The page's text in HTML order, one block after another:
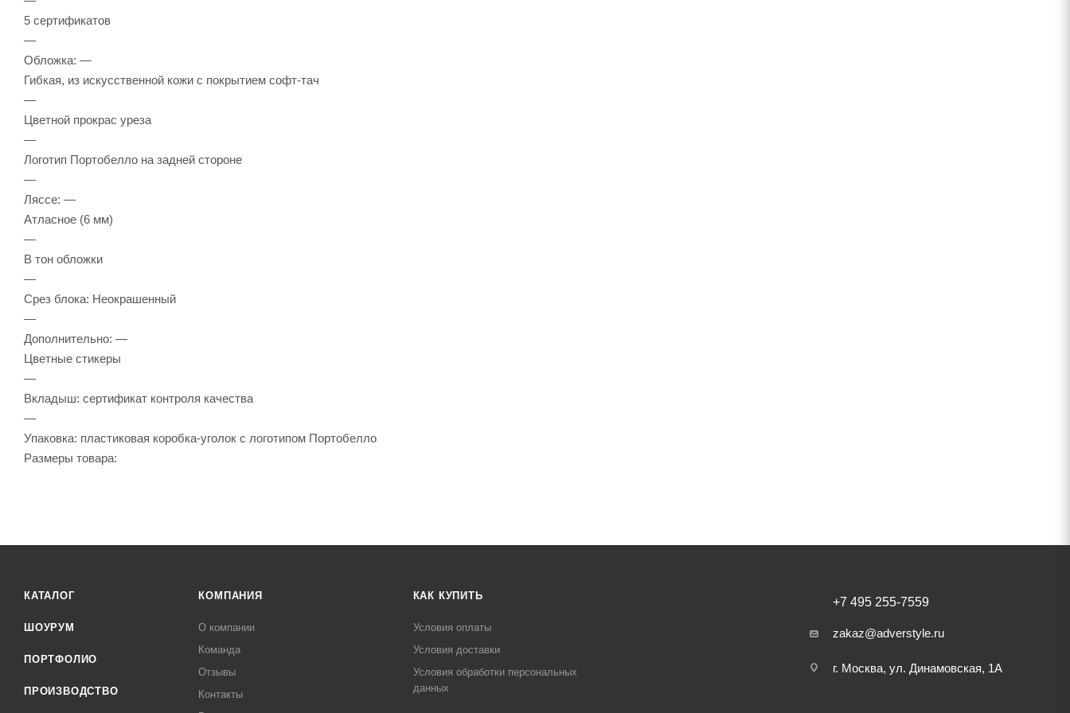
5 сертификатов
—
Обложка: —
Гибкая, из искусственной кожи с покрытием софт-тач
—
Цветной прокрас уреза
—
Логотип Портобелло на задней стороне
—
Ляссе: —
Атласное (6 мм)
—
В тон обложки
—
Срез блока: Неокрашенный
—
Дополнительно: —
Цветные стикеры
—
Вкладыш: сертификат контроля качества
—
Упаковка: пластиковая коробка-уголок с логотипом Портобелло
Размеры товара:
КАТАЛОГ
ШОУРУМ
ПОРТФОЛИО
ПРОИЗВОДСТВО
КОМПАНИЯ
О компании
Команда
Отзывы
Контакты
КАК КУПИТЬ
Условия оплаты
Условия доставки
Условия обработки персональных
данных
+7 495 255-7559
zakaz@adverstyle.ru
г. Москва, ул. Динамовская, 1А